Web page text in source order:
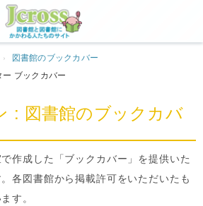
図書館のブックカバー
ブックカバー
: 図書館のブックカバ
作成した「ブックカバー」を提供いた
各図書館から掲載許可をいただいたも
す。